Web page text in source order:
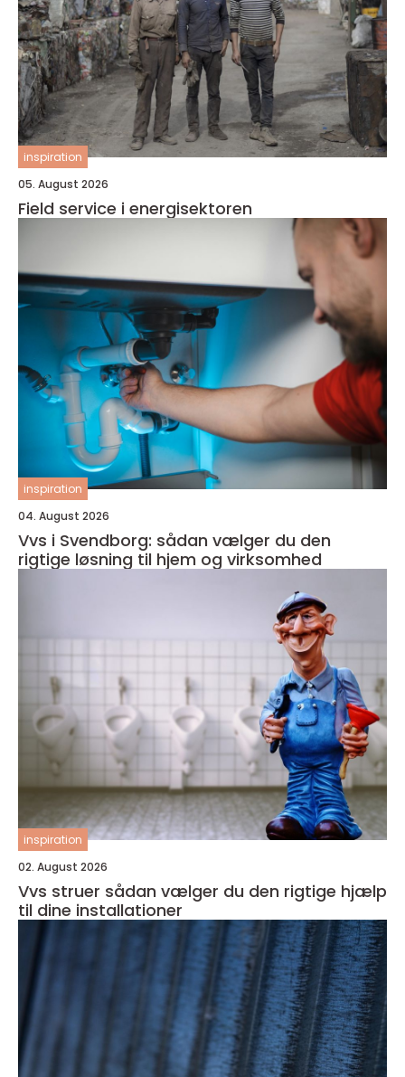
inspiration
05. August 2026
Field service i energisektoren
inspiration
04. August 2026
Vvs i Svendborg: sådan vælger du den
rigtige løsning til hjem og virksomhed
inspiration
02. August 2026
Vvs struer sådan vælger du den rigtige hjælp
til dine installationer